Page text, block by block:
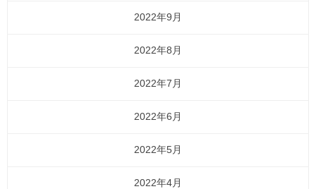
2022年9月
2022年8月
2022年7月
2022年6月
2022年5月
2022年4月